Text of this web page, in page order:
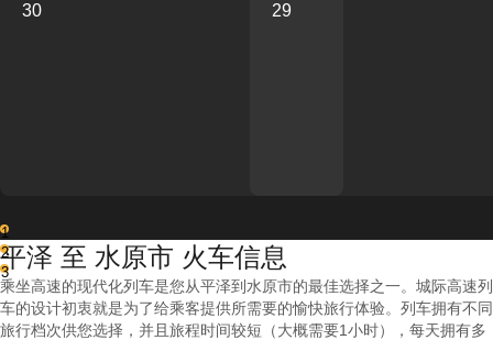
30 29
1
2
3
平泽 至 水原市 火车信息
乘坐高速的现代化列车是您从平泽到水原市的最佳选择之一。城际高速列
车的设计初衷就是为了给乘客提供所需要的愉快旅行体验。列车拥有不同
旅行档次供您选择，并且旅程时间较短（大概需要1小时），每天拥有多